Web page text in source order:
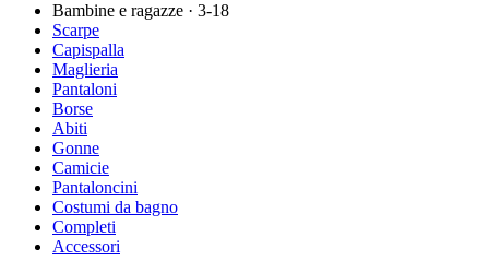
Bambine e ragazze · 3-18
Scarpe
Capispalla
Maglieria
Pantaloni
Borse
Abiti
Gonne
Camicie
Pantaloncini
Costumi da bagno
Completi
Accessori